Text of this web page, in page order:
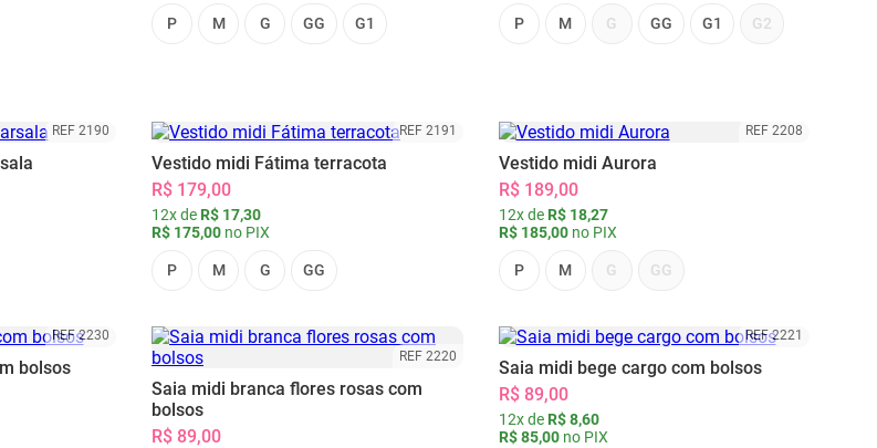
P M G GG G1 P M G GG G1 G2
REF 2190 REF 2191
Vestido midi Fátima terracota
R$ 179,00
12x de R$ 17,30
R$ 175,00 no PIX
P M G GG
REF 2208
Vestido midi Aurora
R$ 189,00
12x de R$ 18,27
R$ 185,00no PIX
P M G GG
REF 2230
bolsos
REF 2220
Saia midi branca flores rosas com
bolsos
R$ 89,00
REF 2221
Saia midi bege cargo com bolsos
R$ 89,00
12x de R$ 8,60
R$ 85,00no PIX